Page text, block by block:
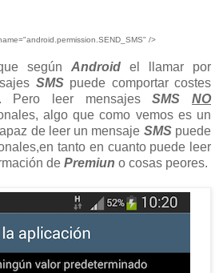
/>
según Android el llamar por
SMSpuede comportar costes
Pero leer mensajesSMS
NO
algo que como vemos es un
de leer un mensaje SMSpuede
tanto en cuanto puede leer
de Premiun o cosas peores.